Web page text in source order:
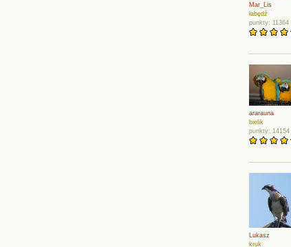
Mar_Lis
łabędź
punkty: 11364
ararauna
bielik
punkty: 14154
Lukasz
kruk